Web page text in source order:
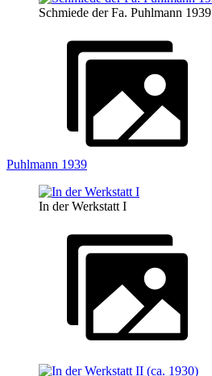
Schmiede der Fa. Puhlmann 1939
Puhlmann 1939
In der Werkstatt I